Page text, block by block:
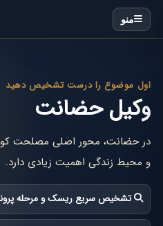
منو
اول موضوع را درست تشخیص دهید
وکیل حضانت
در حضانت، محور اصلی مصلحت
و محیط زندگی اهمیت زیادی دارد.
تشخیص سریع ریسک و مرحله